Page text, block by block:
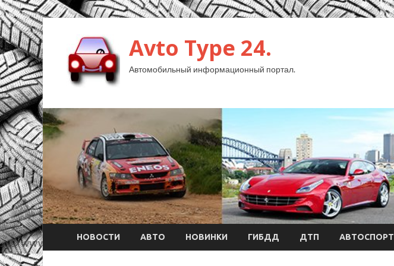
Avto Type 24.
Автомобильный информационный портал.
НОВОСТИ АВТО НОВИНКИ ГИБДД ДТП АВТОСПОРТ